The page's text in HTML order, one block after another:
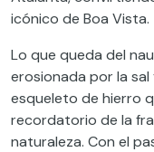
icónico de Boa Vista.
Lo que queda del
erosionada por la
esqueleto de hierro
recordatorio de la
naturaleza. Con el